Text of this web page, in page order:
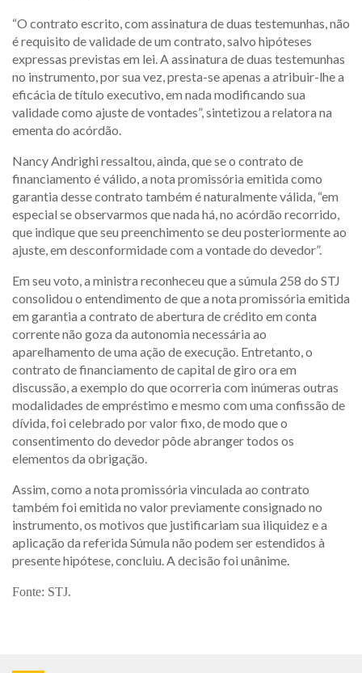
“O contrato escrito, com assinatura de duas testemunhas, não
é requisito de validade de um contrato, salvo hipóteses
expressas previstas em lei. Aassinatura de duas testemunhas
no instrumento, por sua vez, presta-se apenas a atribuir-lhe a
eficácia de título executivo, em nada modificando sua
validade como ajuste de vontades”, sintetizou a relatora na
ementa do acórdão.
Nancy Andrighi ressaltou, ainda, que se o contrato de
financiamento é válido, a nota promissória emitida como
garantia desse contrato também é naturalmente válida, “em
especial se observarmos que nada há, no acórdão recorrido,
que indique que seu preenchimento se deu posteriormente ao
ajuste, em desconformidade com a vontade do devedor”.
Em seu voto, a ministra reconheceu que a súmula 258 do STJ
consolidou o entendimento de que a nota promissória emitida
em garantia a contrato de abertura de crédito em conta
corrente não goza da autonomia necessária ao
aparelhamento de uma ação de execução. Entretanto, o
contrato de financiamento de capital de giro ora em
discussão, a exemplo do que ocorreria com inúmeras outras
modalidades de empréstimo e mesmo com uma confissão de
dívida, foi celebrado por valor fixo, de modo que o
consentimento do devedor pôde abranger todos os
elementos da obrigação.
Assim, como a nota promissória vinculada ao contrato
também foi emitida no valor previamente consignado no
instrumento, os motivos que justificariam sua iliquidez e a
aplicação da referida Súmula não podem ser estendidos à
presente hipótese, concluiu. A decisão foi unânime.
Fonte: STJ.